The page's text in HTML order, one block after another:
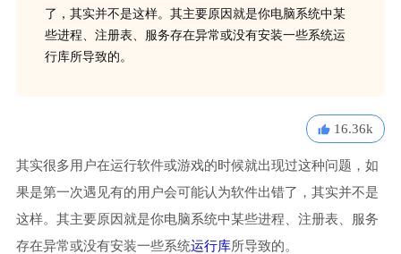
了，其实并不是这样。其主要原因就是你电脑系统中某
些进程、注册表、服务存在异常或没有安装一些系统运
行库所导致的。
16.36k
其实很多用户在运行软件或游戏的时候就出现过这种问题，如
果是第一次遇见有的用户会可能认为软件出错了，其实并不是
这样。其主要原因就是你电脑系统中某些进程、注册表、服务
存在异常或没有安装一些系统运行库所导致的。